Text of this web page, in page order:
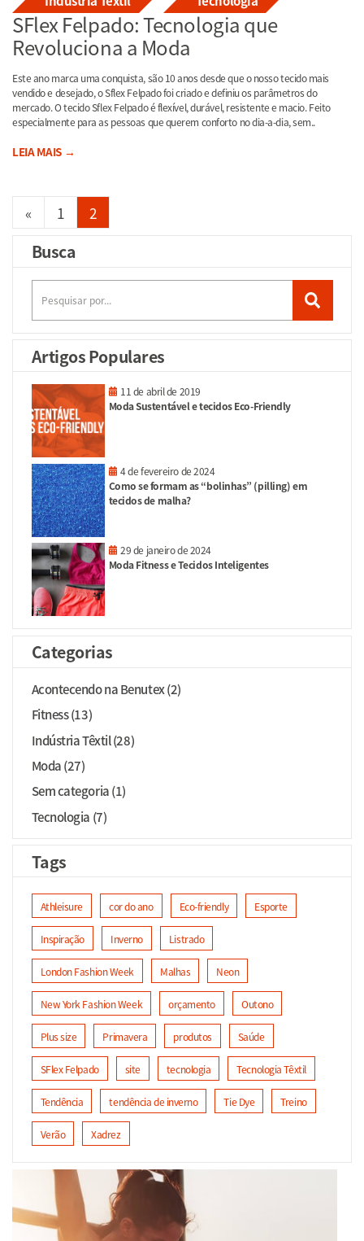
SFlex Felpado: Tecnologia que
Revoluciona a Moda
Este ano marca uma conquista, são 10 anos desde que o nosso tecido mais
vendido e desejado, o Sflex Felpado foi criado e definiu os parâmetros do
mercado. O tecido Sflex Felpado é flexível, durável, resistente e macio. Feito
especialmente para as pessoas que querem conforto no dia-a-dia, sem..
LEIA MAIS →
« 1 2
Busca
Artigos Populares
11 de abril de 2019
Moda Sustentável e tecidos Eco-Friendly
4 de fevereiro de 2024
Como se formam as “bolinhas” (pilling) em
tecidos de malha?
29 de janeiro de 2024
Moda Fitness e Tecidos Inteligentes
Categorias
Acontecendo na Benutex (2)
Fitness (13)
Indústria Têxtil (28)
Moda (27)
Sem categoria (1)
Tecnologia (7)
Tags
Athleisure cor do ano Eco-friendly Esporte
Inspiração Inverno Listrado
London Fashion Week Malhas Neon
New York Fashion Week orçamento Outono
Plus size Primavera produtos Saúde
SFlex Felpado site tecnologia Tecnologia Têxtil
Tendência tendência de inverno Tie Dye Treino
Verão Xadrez